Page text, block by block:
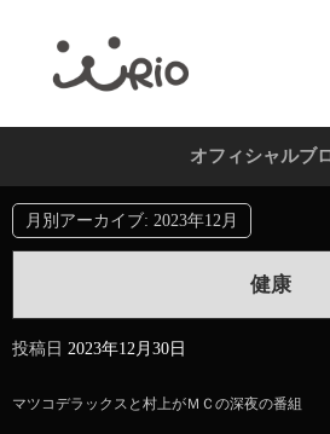
オフィシャルブ
月別アーカイブ: 2023年12月
健康
投稿日 2023年12月30日
マツコデラックスと村上がＭＣの深夜の番組